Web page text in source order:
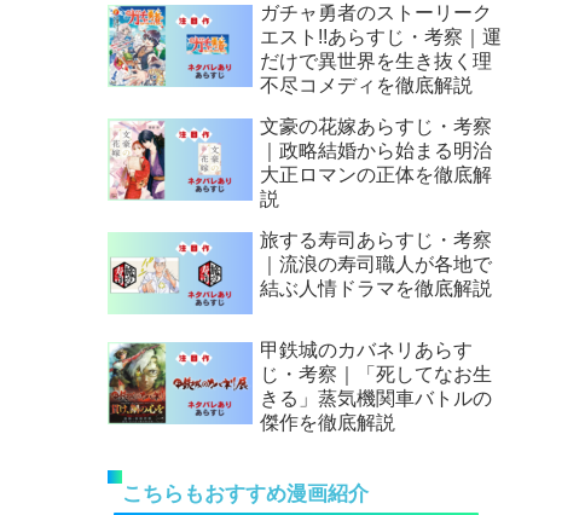
ガチャ勇者のストーリーク
エスト!!あらすじ・考察｜運
だけで異世界を生き抜く理
不尽コメディを徹底解説
文豪の花嫁あらすじ・考察
｜政略結婚から始まる明治
大正ロマンの正体を徹底解
説
旅する寿司あらすじ・考察
｜流浪の寿司職人が各地で
結ぶ人情ドラマを徹底解説
甲鉄城のカバネリあらす
じ・考察｜「死してなお生
きる」蒸気機関車バトルの
傑作を徹底解説
こちらもおすすめ漫画紹介